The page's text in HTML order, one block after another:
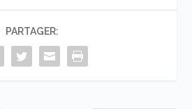
PARTAGER: